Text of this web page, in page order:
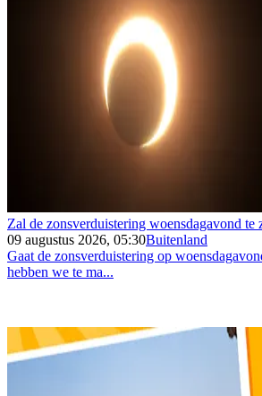
Zal de zonsverduistering woensdagavond te
09 augustus 2026, 05:30Buitenland
Gaat de zonsverduistering op
hebben we te ma...